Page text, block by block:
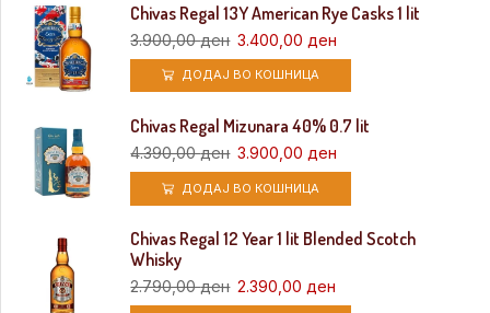
Chivas Regal 13Y American Rye Casks 1 lit
3.900,00ден 3.400,00 ден
ДОДАЈ ВО КОШНИЦА
Chivas Regal Mizunara 40% 0.7 lit
4.390,00ден 3.900,00 ден
ДОДАЈ ВО КОШНИЦА
Chivas Regal 12 Year 1 lit Blended Scotch
Whisky
2.790,00ден 2.390,00ден